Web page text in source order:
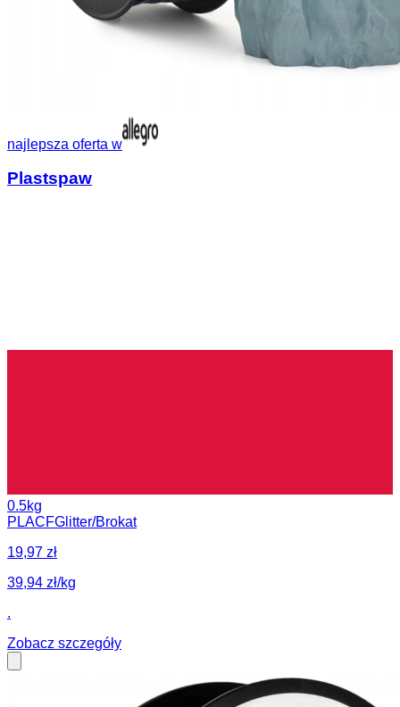
najlepsza oferta w
Plastspaw
0.5kg
PLACFGlitter/Brokat
19,97 zł
39,94 zł/kg
.
Zobacz szczegóły